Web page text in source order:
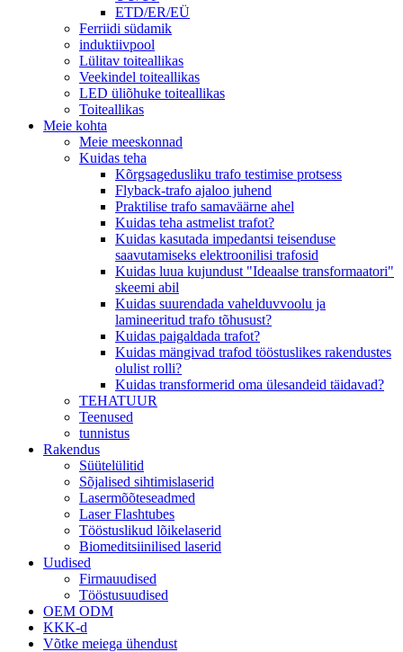
ETD/ER/EÜ
Ferriidi südamik
induktiivpool
Lülitav toiteallikas
Veekindel toiteallikas
LED üliõhuke toiteallikas
Toiteallikas
Meie kohta
Meie meeskonnad
Kuidas teha
Kõrgsagedusliku trafo testimise protsess
Flyback-trafo ajaloo juhend
Praktilise trafo samaväärne ahel
Kuidas teha astmelist trafot?
Kuidas kasutada impedantsi teisenduse
saavutamiseks elektroonilisi trafosid
Kuidas luua kujundust "Ideaalse transformaatori"
skeemi abil
Kuidas suurendada vahelduvvoolu ja
lamineeritud trafo tõhusust?
Kuidas paigaldada trafot?
Kuidas mängivad trafod tööstuslikes rakendustes
olulist rolli?
Kuidas transformerid oma ülesandeid täidavad?
TEHATUUR
Teenused
tunnistus
Rakendus
Süütelülitid
Sõjalised sihtimislaserid
Lasermõõteseadmed
Laser Flashtubes
Tööstuslikud lõikelaserid
Biomeditsiinilised laserid
Uudised
Firmauudised
Tööstusuudised
OEM ODM
KKK-d
Võtke meiega ühendust